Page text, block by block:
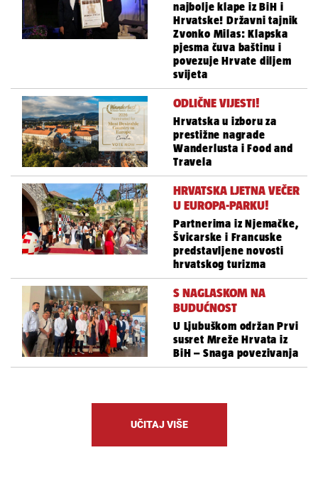
najbolje klape iz BiH i
Hrvatske! Državni tajnik
Zvonko Milas: Klapska
pjesma čuva baštinu i
povezuje Hrvate diljem
svijeta
ODLIČNE VIJESTI!
Hrvatska u izboru za
prestižne nagrade
Wanderlusta i Food and
Travela
HRVATSKA LJETNA VEČER
U EUROPA-PARKU!
Partnerima iz Njemačke,
Švicarske i Francuske
predstavljene novosti
hrvatskog turizma
S NAGLASKOM NA
BUDUĆNOST
U Ljubuškom održan Prvi
susret Mreže Hrvata iz
BiH – Snaga povezivanja
UČITAJ VIŠE